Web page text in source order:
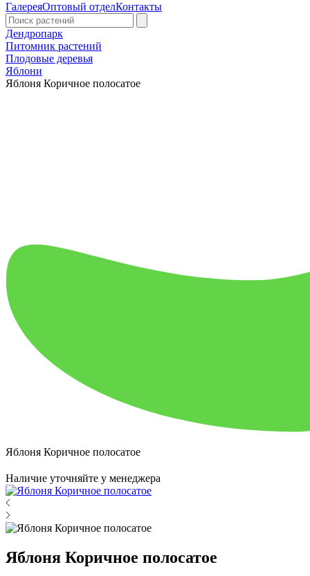
ГалереяОптовый отделКонтакты
Дендропарк
Питомник растений
Плодовые деревья
Яблони
Яблоня Коричное полосатое
Яблоня Коричное полосатое
Наличие уточняйте у менеджера
Яблоня Коричное полосатое